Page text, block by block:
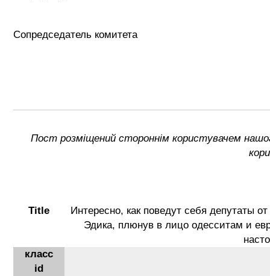
Сопредседатель
Пост розміщений стороннім користувачем
Title
Интересно, как поведут себя депутаты
Эдика, плюнув в лицо одесситам и
класс
id